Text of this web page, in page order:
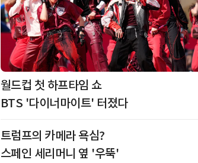
월드컵 첫 하프타임 쇼
BTS '다이너마이트' 터졌다
트럼프의 카메라 욕심?
스페인 세리머니 옆 '우뚝'